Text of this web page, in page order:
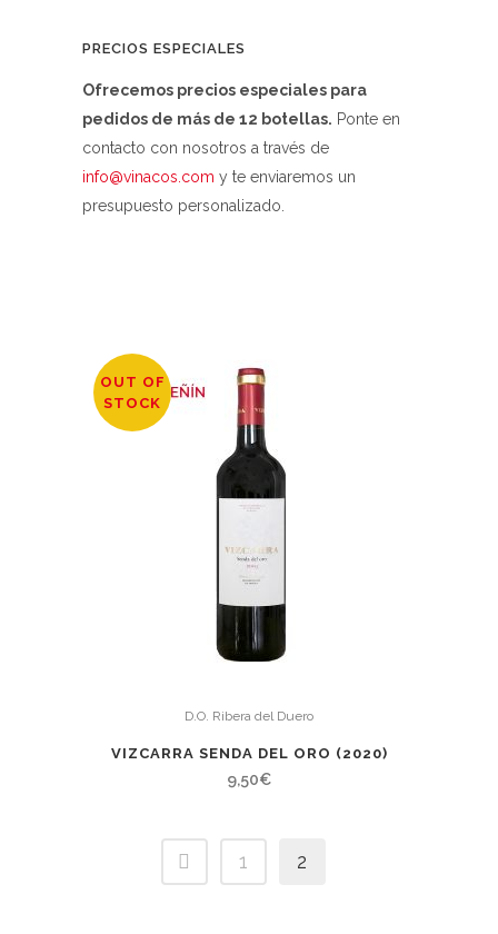
PRECIOS ESPECIALES
Ofrecemos precios especiales para
pedidos de más de 12 botellas. Ponte en
contacto con nosotros a través de
info@vinacos.com y te enviaremos un
presupuesto personalizado.
OUT OF
STOCK
D.O. Ribera del Duero
VIZCARRA SENDA DEL ORO (2020)
9,50€
1 2